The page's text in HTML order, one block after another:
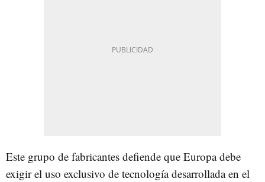
Este grupo de fabricantes defiende que Europa debe
exigir el uso exclusivo de tecnología desarrollada en el